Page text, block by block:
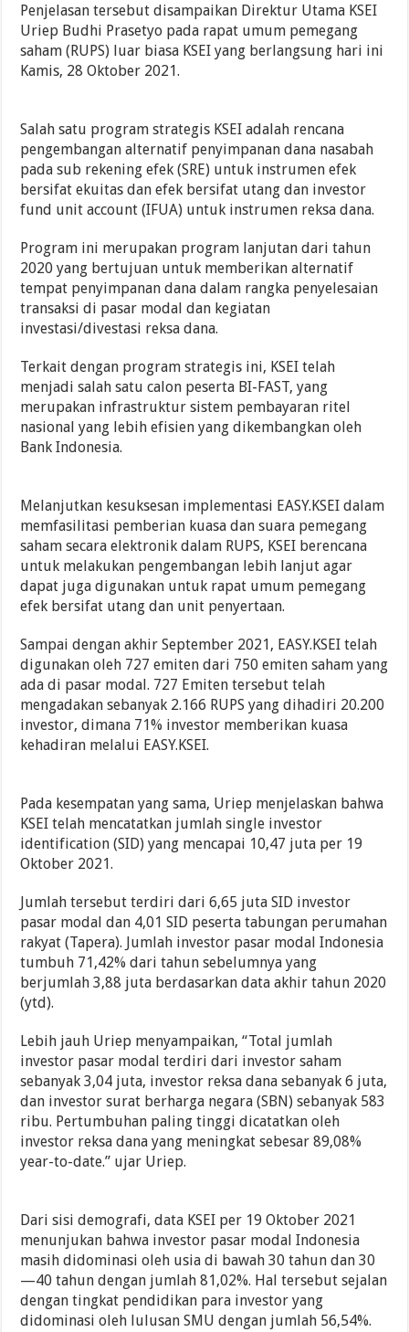
Penjelasan tersebut disampaikan Direktur Utama KSEI
Uriep Budhi Prasetyo pada rapat umum pemegang
saham (RUPS) luar biasa KSEI yang berlangsung hari ini
Kamis, 28 Oktober 2021.
Salah satu program strategis KSEI adalah rencana
pengembangan alternatif penyimpanan dana nasabah
pada sub rekening efek (SRE) untuk instrumen efek
bersifat ekuitas dan efek bersifat utang dan investor
fund unit account (IFUA) untuk instrumen reksa dana.
Program ini merupakan program lanjutan dari tahun
2020 yang bertujuan untuk memberikan alternatif
tempat penyimpanan dana dalam rangka penyelesaian
transaksi di pasar modal dan kegiatan
investasi/divestasi reksa dana.
Terkait dengan program strategis ini, KSEI telah
menjadi salah satu calon peserta BI-FAST, yang
merupakan infrastruktur sistem pembayaran ritel
nasional yang lebih efisien yang dikembangkan oleh
Bank Indonesia.
Melanjutkan kesuksesan implementasi EASY.KSEI dalam
memfasilitasi pemberian kuasa dan suara pemegang
saham secara elektronik dalam RUPS, KSEI berencana
untuk melakukan pengembangan lebih lanjut agar
dapat juga digunakan untuk rapat umum pemegang
efek bersifat utang dan unit penyertaan.
Sampai dengan akhir September 2021, EASY.KSEI telah
digunakan oleh 727 emiten dari 750 emiten saham yang
ada di pasar modal. 727 Emiten tersebut telah
mengadakan sebanyak 2.166 RUPS yang dihadiri 20.200
investor, dimana 71% investor memberikan kuasa
kehadiran melalui EASY.KSEI.
Pada kesempatan yang sama, Uriep menjelaskan bahwa
KSEI telah mencatatkan jumlah single investor
identification (SID) yang mencapai 10,47 juta per 19
Oktober 2021.
Jumlah tersebut terdiri dari 6,65 juta SID investor
pasar modal dan 4,01 SID peserta tabungan perumahan
rakyat (Tapera). Jumlah investor pasar modal Indonesia
tumbuh 71,42% dari tahun sebelumnya yang
berjumlah 3,88 juta berdasarkan data akhir tahun 2020
(ytd).
Lebih jauh Uriep menyampaikan, “Total jumlah
investor pasar modal terdiri dari investor saham
sebanyak 3,04 juta, investor reksa dana sebanyak 6 juta,
dan investor surat berharga negara (SBN) sebanyak 583
ribu. Pertumbuhan paling tinggi dicatatkan oleh
investor reksa dana yang meningkat sebesar 89,08%
year-to-date.” ujar Uriep.
Dari sisi demografi, data KSEI per 19 Oktober 2021
menunjukan bahwa investor pasar modal Indonesia
masih didominasi oleh usia di bawah 30 tahun dan 30
—40 tahun dengan jumlah 81,02%. Hal tersebut sejalan
dengan tingkat pendidikan para investor yang
didominasi oleh lulusan SMU dengan jumlah 56,54%.